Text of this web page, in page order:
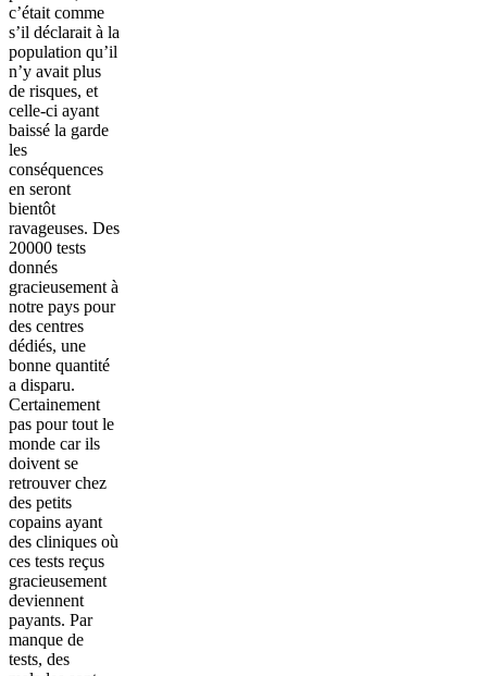
c’était comme
s’il déclarait à la
population qu’il
n’y avait plus
de risques, et
celle-ci ayant
baissé la garde
les
conséquences
en seront
bientôt
ravageuses. Des
20000 tests
donnés
gracieusement à
notre pays pour
des centres
dédiés, une
bonne quantité
a disparu.
Certainement
pas pour tout le
monde car ils
doivent se
retrouver chez
des petits
copains ayant
des cliniques où
ces tests reçus
gracieusement
deviennent
payants. Par
manque de
tests, des